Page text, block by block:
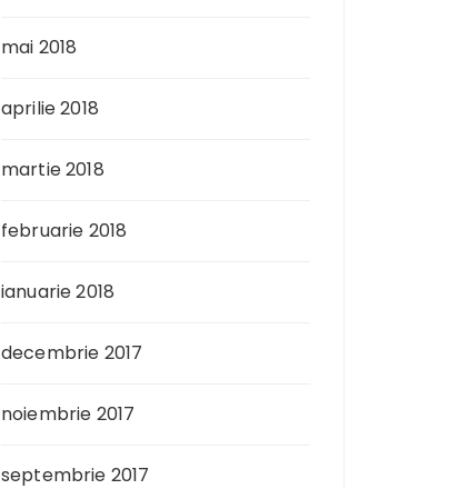
mai 2018
aprilie 2018
martie 2018
februarie 2018
ianuarie 2018
decembrie 2017
noiembrie 2017
septembrie 2017